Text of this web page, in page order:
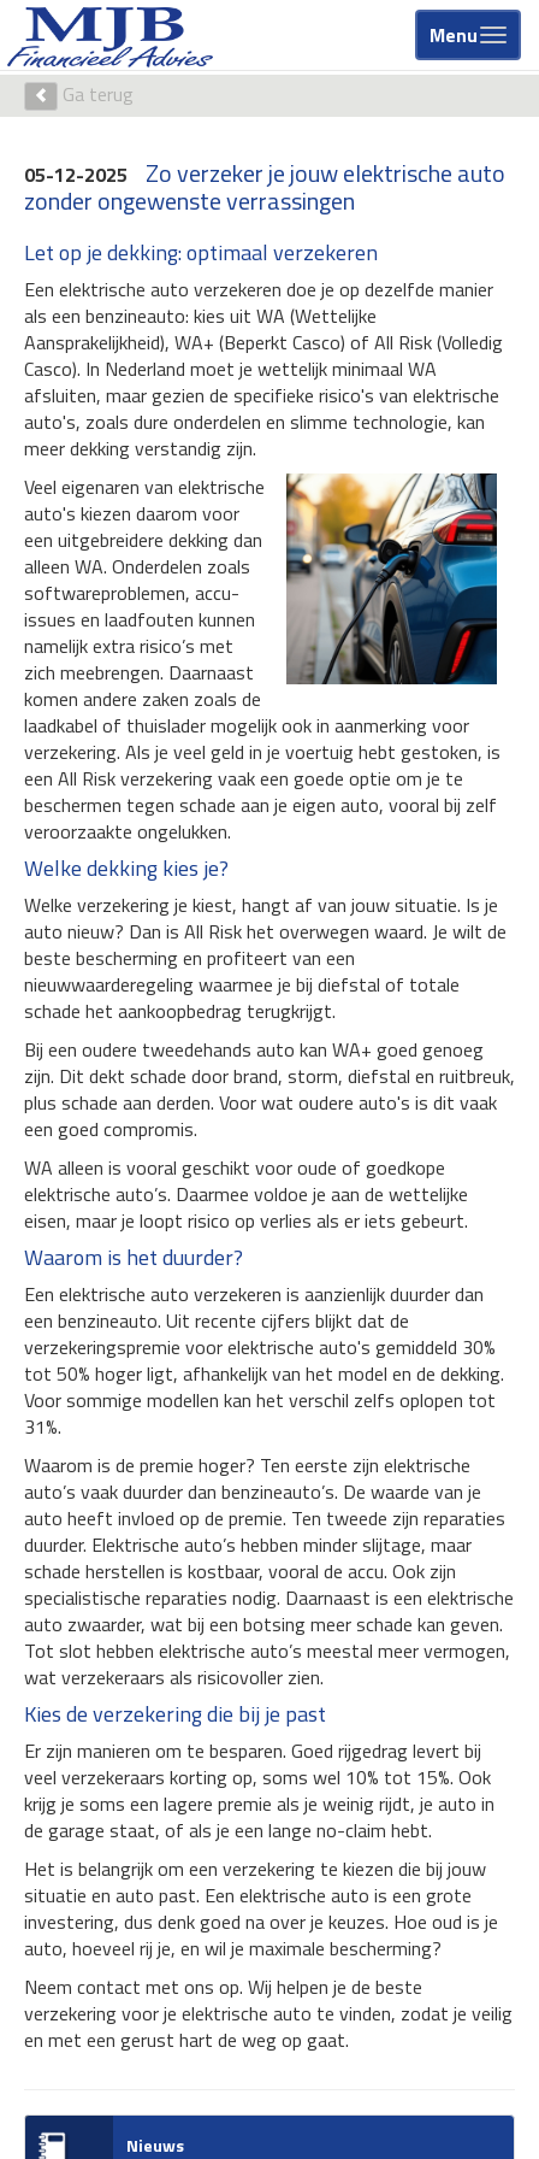
Menu
Ga terug
05-12-2025 Zo verzeker je jouw elektrische auto
zonder ongewenste verrassingen
Let op je dekking: optimaal verzekeren
Een elektrische auto verzekeren doe je op dezelfde manier
als een benzineauto: kies uit WA (Wettelijke
Aansprakelijkheid), WA+ (Beperkt Casco) of All Risk (Volledig
Casco). In Nederland moet je wettelijk minimaal WA
afsluiten, maar gezien de specifieke risico's van elektrische
auto's, zoals dure onderdelen en slimme technologie, kan
meer dekking verstandig zijn.
Veel eigenaren van elektrische
auto's kiezen daarom voor
een uitgebreidere dekking dan
alleen WA. Onderdelen zoals
softwareproblemen, accu-
issues en laadfouten kunnen
namelijk extra risico’s met
zich meebrengen. Daarnaast
komen andere zaken zoals de
laadkabel of thuislader mogelijk ook in aanmerking voor
verzekering. Als je veel geld in je voertuig hebt gestoken, is
een All Risk verzekering vaak een goede optie om je te
beschermen tegen schade aan je eigen auto, vooral bij zelf
veroorzaakte ongelukken.
Welke dekking kies je?
Welke verzekering je kiest, hangt af van jouw situatie. Is je
auto nieuw? Dan is All Risk het overwegen waard. Je wilt de
beste bescherming en profiteert van een
nieuwwaarderegeling waarmee je bij diefstal of totale
schade het aankoopbedrag terugkrijgt.
Bij een oudere tweedehands auto kan WA+ goed genoeg
zijn. Dit dekt schade door brand, storm, diefstal en ruitbreuk,
plus schade aan derden. Voor wat oudere auto's is dit vaak
een goed compromis.
WA alleen is vooral geschikt voor oude of goedkope
elektrische auto’s. Daarmee voldoe je aan de wettelijke
eisen, maar je loopt risico op verlies als er iets gebeurt.
Waarom is het duurder?
Een elektrische auto verzekeren is aanzienlijk duurder dan
een benzineauto. Uit recente cijfers blijkt dat de
verzekeringspremie voor elektrische auto's gemiddeld 30%
tot 50% hoger ligt, afhankelijk van het model en de dekking.
Voor sommige modellen kan het verschil zelfs oplopen tot
31%.
Waarom is de premie hoger? Ten eerste zijn elektrische
auto’s vaak duurder dan benzineauto’s. De waarde van je
auto heeft invloed op de premie. Ten tweede zijn reparaties
duurder. Elektrische auto’s hebben minder slijtage, maar
schade herstellen is kostbaar, vooral de accu. Ook zijn
specialistische reparaties nodig. Daarnaast is een elektrische
auto zwaarder, wat bij een botsing meer schade kan geven.
Tot slot hebben elektrische auto’s meestal meer vermogen,
wat verzekeraars als risicovoller zien.
Kies de verzekering die bij je past
Er zijn manieren om te besparen. Goed rijgedrag levert bij
veel verzekeraars korting op, soms wel 10% tot 15%. Ook
krijg je soms een lagere premie als je weinig rijdt, je auto in
de garage staat, of als je een lange no-claim hebt.
Het is belangrijk om een verzekering te kiezen die bij jouw
situatie en auto past. Een elektrische auto is een grote
investering, dus denk goed na over je keuzes. Hoe oud is je
auto, hoeveel rij je, en wil je maximale bescherming?
Neem contact met ons op. Wij helpen je de beste
verzekering voor je elektrische auto te vinden, zodat je veilig
en met een gerust hart de weg op gaat.
Nieuws